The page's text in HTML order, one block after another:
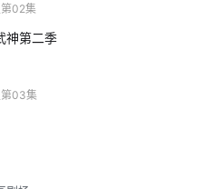
02集
神第二季
03集